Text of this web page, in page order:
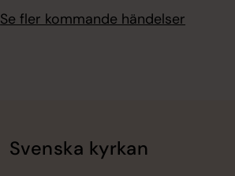
Se fler kommande händelser
Svenska kyrkan